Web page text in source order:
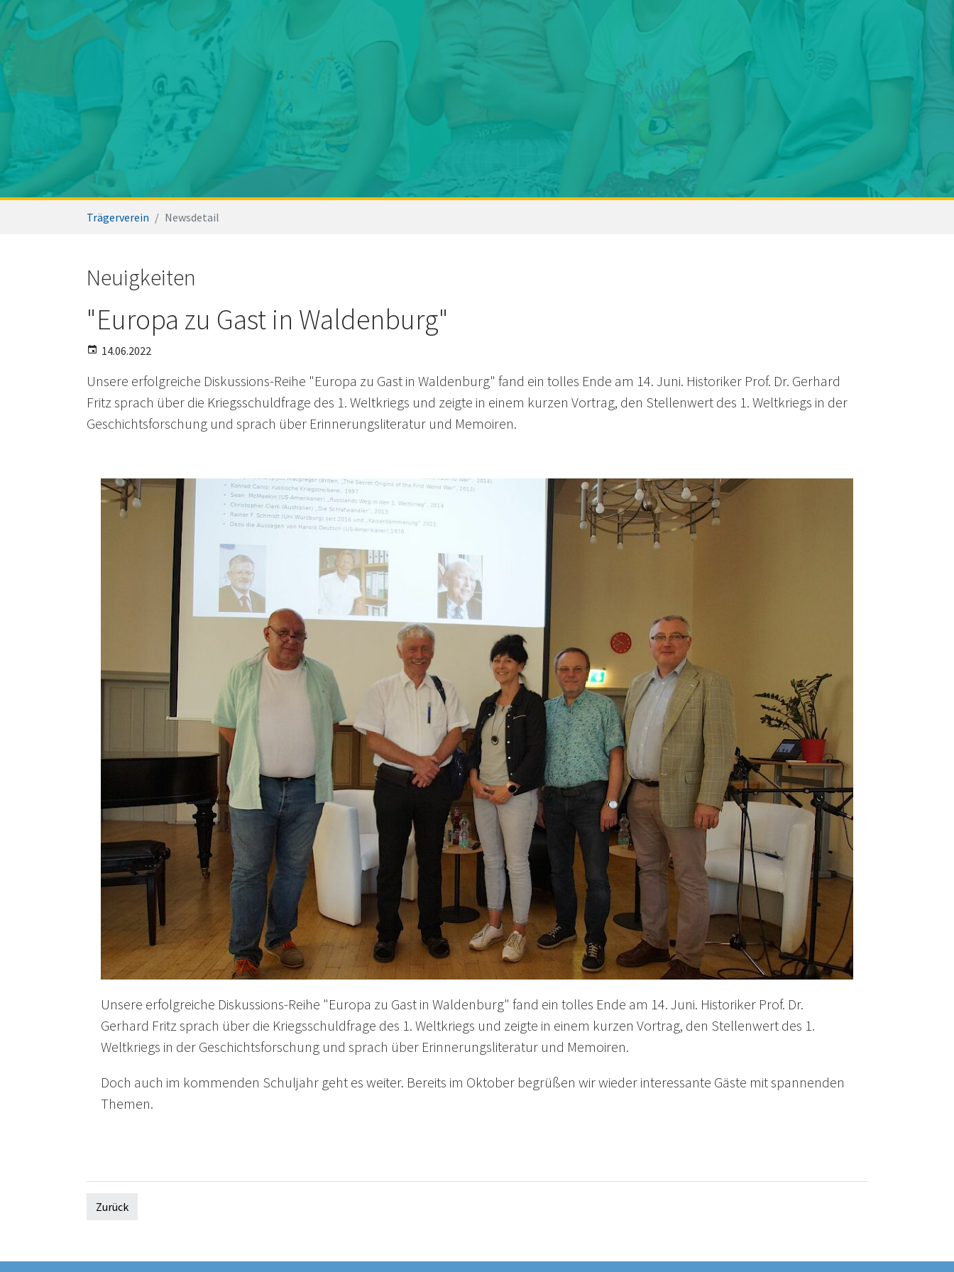
Trägerverein Newsdetail
Neuigkeiten
"Europa zu Gast in Waldenburg"
14.06.2022
Unsere erfolgreiche Diskussions-Reihe "Europa zu Gast in Waldenburg" fand ein tolles Ende am 14. Juni. Historiker Prof. Dr. Gerhard
Fritz sprach über die Kriegsschuldfrage des 1. Weltkriegs und zeigte in einem kurzen Vortrag, den Stellenwert des 1. Weltkriegs in der
Geschichtsforschung und sprach über Erinnerungsliteratur und Memoiren.
Unsere erfolgreiche Diskussions-Reihe "Europa zu Gast in Waldenburg" fand ein tolles Ende am 14. Juni. Historiker Prof. Dr.
Gerhard Fritz sprach über die Kriegsschuldfrage des 1. Weltkriegs und zeigte in einem kurzen Vortrag, den Stellenwert des 1.
Weltkriegs in der Geschichtsforschung und sprach über Erinnerungsliteratur und Memoiren.
Doch auch im kommenden Schuljahr geht es weiter. Bereits im Oktober begrüßen wir wieder interessante Gäste mit spannenden
Themen.
Zurück